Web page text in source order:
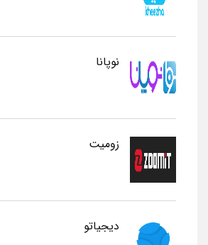
نوپانا
زومیت
دیجیاتو